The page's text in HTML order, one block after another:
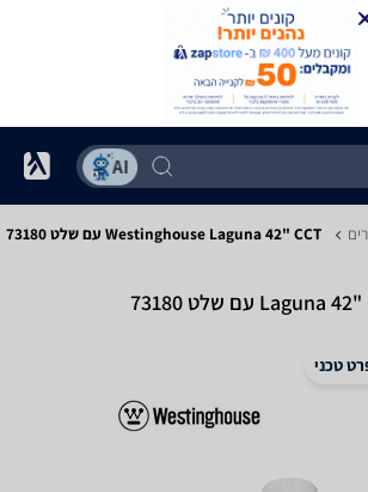
Westinghouse Laguna 42" CCT עם שלט 73180
‏מאוורר תקרה Laguna 42" CCT עם שלט 73180
טכני